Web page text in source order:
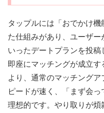
タップルには「おでかけ
た仕組みがあり、ユーザ
いったデートプランを投
即座にマッチングが成立
より、通常のマッチング
ピードが速く、「まず会
理想的です。やり取りが